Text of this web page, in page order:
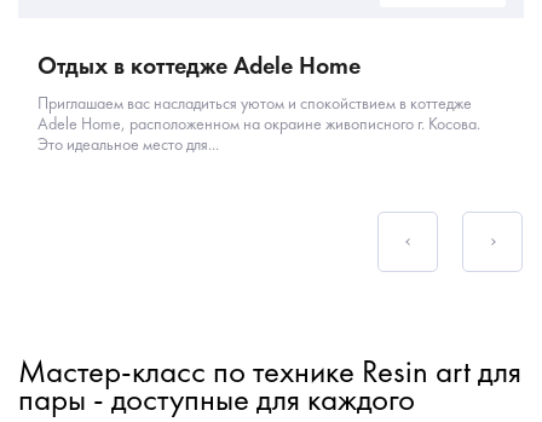
Отдых в коттедже Adele Home
Приглашаем вас насладиться уютом и спокойствием в коттедже
Adele Home, расположенном на окраине живописного г. Косова.
Это идеальное место для...
Мастер-класс по технике Resin art для
пары - доступные для каждого